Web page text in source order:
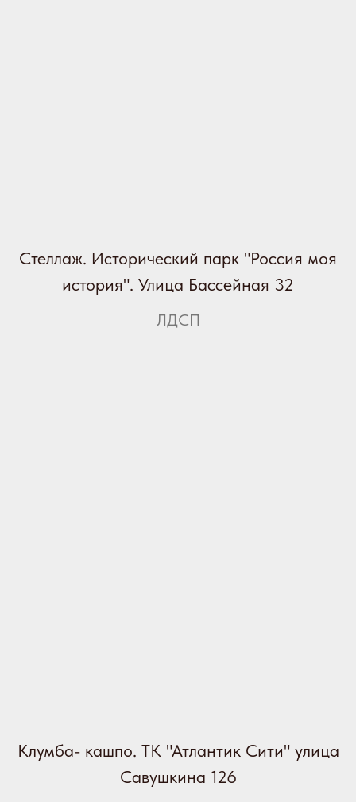
Стеллаж. Исторический парк "Россия моя
история". Улица Бассейная 32
ЛДСП
Клумба- кашпо. ТК "Атлантик Сити" улица
Савушкина 126